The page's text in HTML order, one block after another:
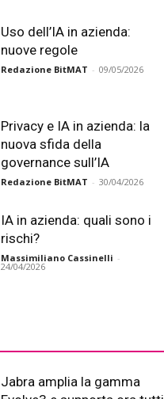
Uso dell’IA in azienda:
nuove regole
Redazione BitMAT - 09/05/2026
Privacy e IA in azienda: la
nuova sfida della
governance sull’IA
Redazione BitMAT - 30/04/2026
IA in azienda: quali sono i
rischi?
Massimiliano Cassinelli -
24/04/2026
Jabra amplia la gamma